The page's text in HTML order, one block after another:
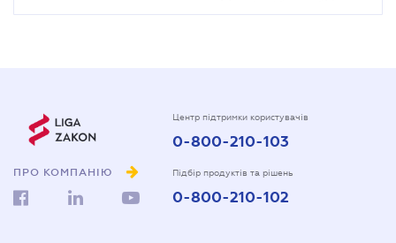
ПРО КОМПАНІЮ
Центр підтримки користувачів
0-800-210-103
Підбір продуктів та рішень
0-800-210-102